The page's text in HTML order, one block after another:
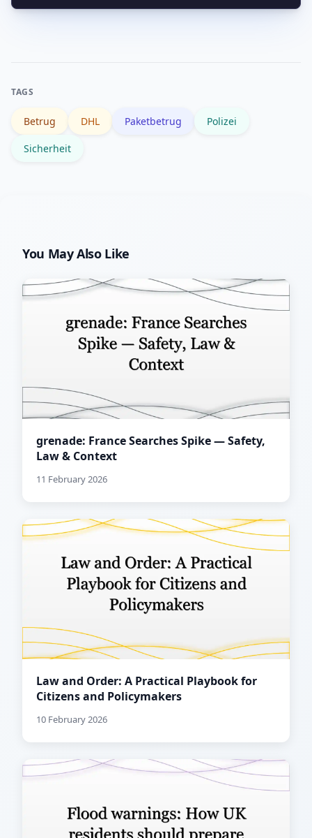
desto besser können Ermittler Muster
Nutzen Sie Packstationen oder
Unbekannte weiter.
TAGS
Betrug DHL Paketbetrug Polizei
Sicherheit
You May Also Like
grenade: France Searches Spike — Safety,
Law & Context
11 February 2026
Law and Order: A Practical Playbook for
Citizens and Policymakers
10 February 2026